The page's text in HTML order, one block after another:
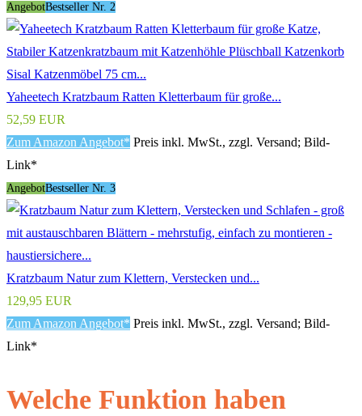
AngebotBestseller Nr. 2
Yaheetech Kratzbaum Ratten Kletterbaum für große...
52,59 EUR
Zum Amazon Angebot* Preis inkl. MwSt., zzgl. Versand; Bild-
Link*
AngebotBestseller Nr. 3
Kratzbaum Natur zum Klettern, Verstecken und...
129,95 EUR
Zum Amazon Angebot* Preis inkl. MwSt., zzgl. Versand; Bild-
Link*
Welche Funktion haben